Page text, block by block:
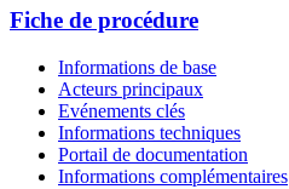
Fiche de procédure
Informations de base
Acteurs principaux
Evénements clés
Informations techniques
Portail de documentation
Informations complémentaires